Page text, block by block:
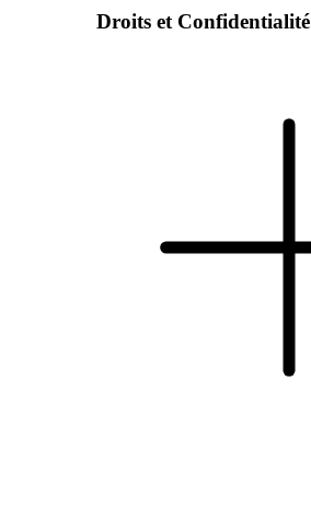
Droits et Confidentialité